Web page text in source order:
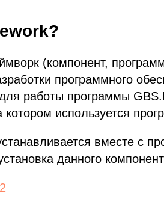
(компонент,
программного
работы программы
используется
вместе с
данного